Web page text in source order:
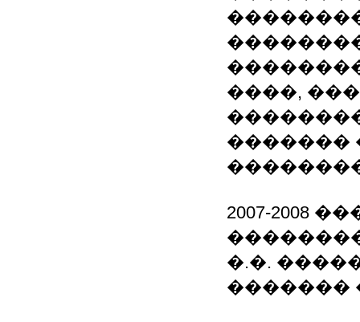
����,
�������
2007-2008
�.�.
�������